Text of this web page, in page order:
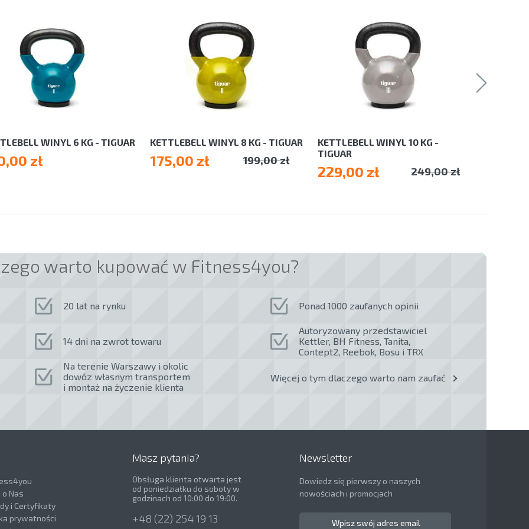
WINYL 6 KG - TIGUAR
zł
KETTLEBELL WINYL 8 KG - TIGUAR
199,00 zł
175,00 zł
KETTLEBELL WINYL 10 KG -
TIGUAR
249,00 zł
229,00 zł
warto kupować w Fitness4you?
20 lat na rynku Ponad 1000 zaufanych opinii
14 dni na zwrot towaru
Autoryzowany przedstawiciel
Kettler, BH Fitness, Tanita,
Contept2, Reebok, Bosu i TRX
Na terenie Warszawy i okolic
dowóz własnym transportem
i montaż na życzenie klienta
Więcej o tym dlaczego warto nam zaufać
Newsletter
Dowiedz się pierwszy o naszych
nowościach i promocjach
o Nas
i Certyfikaty
prywatności
Masz pytania?
Obsługa klienta otwarta jest
od poniedziałku do soboty w
godzinach od 10:00 do 19:00.
+48 (22) 254 19 13